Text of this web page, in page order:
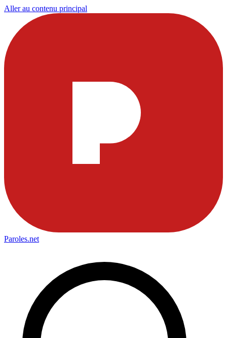
Aller au contenu principal
Paroles.net